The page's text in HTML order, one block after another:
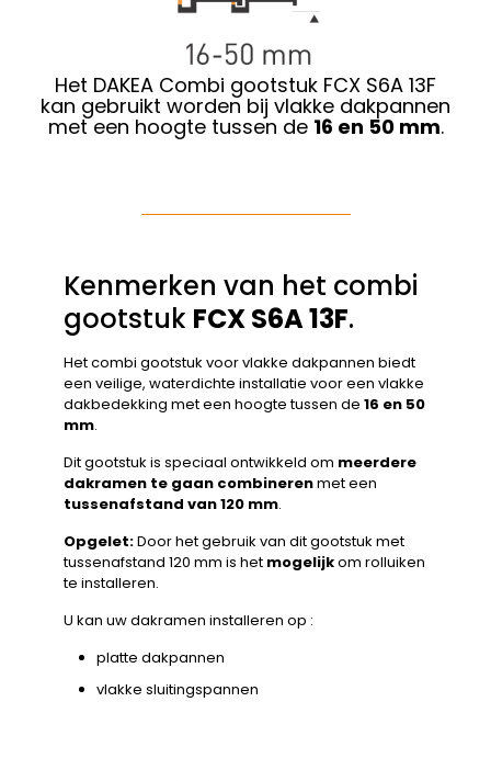
Het DAKEA Combi gootstuk FCX S6A 13F
kan gebruikt worden bij vlakke dakpannen
met een hoogte tussen de 16 en 50 mm.
Kenmerken van het combi
gootstuk FCX S6A 13F.
Het combi gootstuk voor vlakke dakpannen biedt
een veilige, waterdichte installatie voor een vlakke
dakbedekking met een hoogte tussen de 16 en 50
mm.
Dit gootstuk is speciaal ontwikkeld om meerdere
dakramen te gaan combinerenmet een
tussenafstand van 120 mm.
Opgelet:Door het gebruik van dit gootstuk met
tussenafstand 120 mm is het mogelijkom rolluiken
te installeren.
U kan uw dakramen installeren op :
platte dakpannen
vlakke sluitingspannen